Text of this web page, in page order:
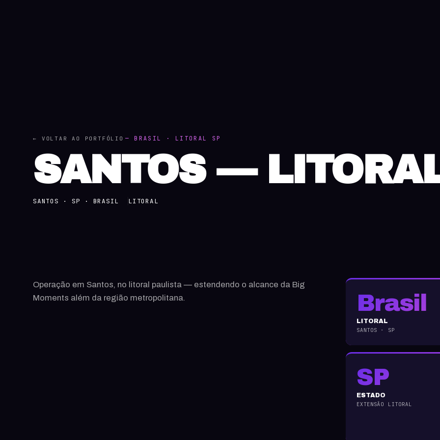
← VOLTAR AO PORTFÓLIO — BRASIL · LITORAL SP
SANTOS —
SANTOS · SP · BRASIL LITORAL
Operação em Santos, no litoral paulista — estendendo o alcance da Big
Moments além da região metropolitana.
Brasil
LITORAL
SANTOS · SP
SP
ESTADO
EXTENSÃO LITORAL